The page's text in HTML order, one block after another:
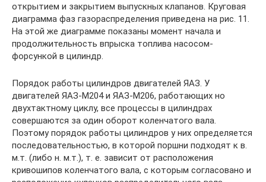
открытием и закрытием выпускных клапанов. Круговая
диаграмма фаз газораспределения приведена на рис. 11.
На этой же диаграмме показаны момент начала и
продолжительность впрыска топлива насосом-
форсункой в цилиндр.
Порядок работы цилиндров двигателей ЯАЗ. У
двигателей ЯАЗ-М204 и ЯАЗ-М206, работающих но
двухтактному циклу, все процессы в цилиндрах
совершаются за один оборот коленчатого вала.
Поэтому порядок работы цилиндров у них определяется
последовательностью, в которой поршни подходят к в.
м.т. (либо н. м.т.), т. е. зависит от расположения
кривошипов коленчатого вала, с которым согласовано и